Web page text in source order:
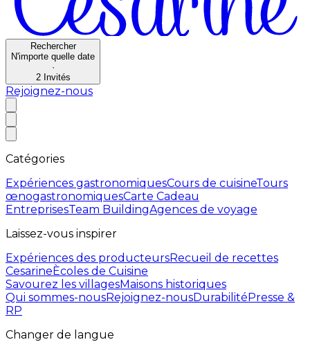
Rechercher
N'importe quelle date
·
2 Invités
Rejoignez-nous
Catégories
Expériences gastronomiquesCours de cuisineTours
œnogastronomiquesCarte Cadeau
EntreprisesTeam BuildingAgences de voyage
Laissez-vous inspirer
Expériences des producteursRecueil de recettes
CesarineÈcoles de Cuisine
Savourez les villagesMaisons historiques
Qui sommes-nousRejoignez-nousDurabilitéPresse &
RP
Changer de langue